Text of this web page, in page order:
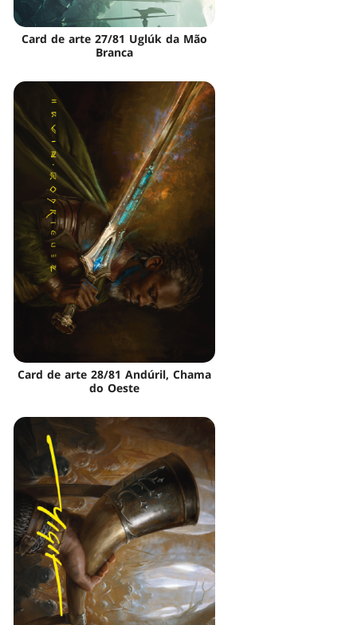
Card de arte 27/81 Uglúk da Mão
Branca
Card de arte 28/81 Andúril, Chama
do Oeste